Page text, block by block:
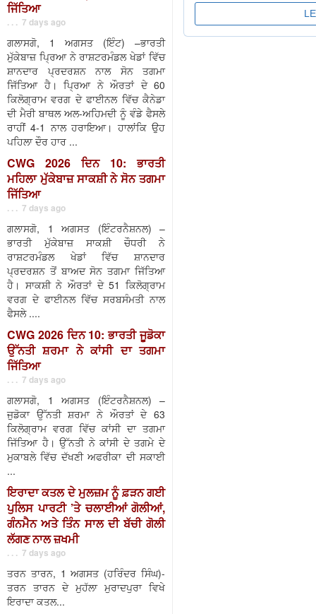
ਜਿੱਤਿਆ
. . . 7 days ago
ਗਲਾਸਗੋ, 1 ਅਗਸਤ (ਇੰਟ) –ਭਾਰਤੀ
ਮੁੱਕੇਬਾਜ਼ ਪ੍ਰਿਆ ਨੇ ਰਾਸ਼ਟਰਮੰਡਲ ਖੇਡਾਂ ਵਿੱਚ
ਸ਼ਾਨਦਾਰ ਪ੍ਰਦਰਸ਼ਨ ਨਾਲ ਸੋਨ ਤਗਮਾ
ਜਿੱਤਿਆ ਹੈ। ਪ੍ਰਿਆ ਨੇ ਔਰਤਾਂ ਦੇ 60
ਕਿਲੋਗ੍ਰਾਮ ਵਰਗ ਦੇ ਫਾਈਨਲ ਵਿੱਚ ਕੈਨੇਡਾ
ਦੀ ਮੈਰੀ ਬਾਥਲ ਅਲ-ਅਹਿਮਦੀ ਨੂੰ ਵੰਡੇ ਫੈਸਲੇ
ਰਾਹੀਂ 4-1 ਨਾਲ ਹਰਾਇਆ। ਹਾਲਾਂਕਿ ਉਹ
ਪਹਿਲਾ ਦੌਰ ਹਾਰ ...
CWG 2026 ਦਿਨ 10: ਭਾਰਤੀ
ਮਹਿਲਾ ਮੁੱਕੇਬਾਜ਼ ਸਾਕਸ਼ੀ ਨੇ ਸੋਨ ਤਗਮਾ
ਜਿੱਤਿਆ
. . . 7 days ago
ਗਲਾਸਗੋ, 1 ਅਗਸਤ (ਇੰਟਰਨੈਸ਼ਨਲ) –
ਭਾਰਤੀ ਮੁੱਕੇਬਾਜ਼ ਸਾਕਸ਼ੀ ਚੌਧਰੀ ਨੇ
ਰਾਸ਼ਟਰਮੰਡਲ ਖੇਡਾਂ ਵਿੱਚ ਸ਼ਾਨਦਾਰ
ਪ੍ਰਦਰਸ਼ਨ ਤੋਂ ਬਾਅਦ ਸੋਨ ਤਗਮਾ ਜਿੱਤਿਆ
ਹੈ। ਸਾਕਸ਼ੀ ਨੇ ਔਰਤਾਂ ਦੇ 51 ਕਿਲੋਗ੍ਰਾਮ
ਵਰਗ ਦੇ ਫਾਈਨਲ ਵਿੱਚ ਸਰਬਸੰਮਤੀ ਨਾਲ
ਫੈਸਲੇ ....
CWG 2026 ਦਿਨ 10: ਭਾਰਤੀ ਜੂਡੋਕਾ
ਉੱਨਤੀ ਸ਼ਰਮਾ ਨੇ ਕਾਂਸੀ ਦਾ ਤਗਮਾ
ਜਿੱਤਿਆ
. . . 7 days ago
ਗਲਾਸਗੋ, 1 ਅਗਸਤ (ਇੰਟਰਨੈਸ਼ਨਲ) –
ਜੁਡੋਕਾ ਉੱਨਤੀ ਸ਼ਰਮਾ ਨੇ ਔਰਤਾਂ ਦੇ 63
ਕਿਲੋਗ੍ਰਾਮ ਵਰਗ ਵਿੱਚ ਕਾਂਸੀ ਦਾ ਤਗਮਾ
ਜਿੱਤਿਆ ਹੈ। ਉੱਨਤੀ ਨੇ ਕਾਂਸੀ ਦੇ ਤਗਮੇ ਦੇ
ਮੁਕਾਬਲੇ ਵਿੱਚ ਦੱਖਣੀ ਅਫਰੀਕਾ ਦੀ ਸਕਾਈ
...
ਇਰਾਦਾ ਕਤਲ ਦੇ ਮੁਲਜ਼ਮ ਨੂੰ ਫ਼ੜਨ ਗਈ
ਪੁਲਿਸ ਪਾਰਟੀ ’ਤੇ ਚਲਾਈਆਂ ਗੋਲੀਆਂ,
ਗੰਨਮੈਨ ਅਤੇ ਤਿੰਨ ਸਾਲ ਦੀ ਬੱਚੀ ਗੋਲੀ
ਲੱਗਣ ਨਾਲ ਜ਼ਖਮੀ
. . . 7 days ago
ਤਰਨ ਤਾਰਨ, 1 ਅਗਸਤ (ਹਰਿੰਦਰ ਸਿੰਘ)-
ਤਰਨ ਤਾਰਨ ਦੇ ਮੁਹੱਲਾ ਮੁਰਾਦਪੁਰਾ ਵਿਖੇ
ਇਰਾਦਾ ਕਤਲ...